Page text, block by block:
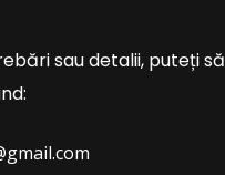
sau detalii, puteți